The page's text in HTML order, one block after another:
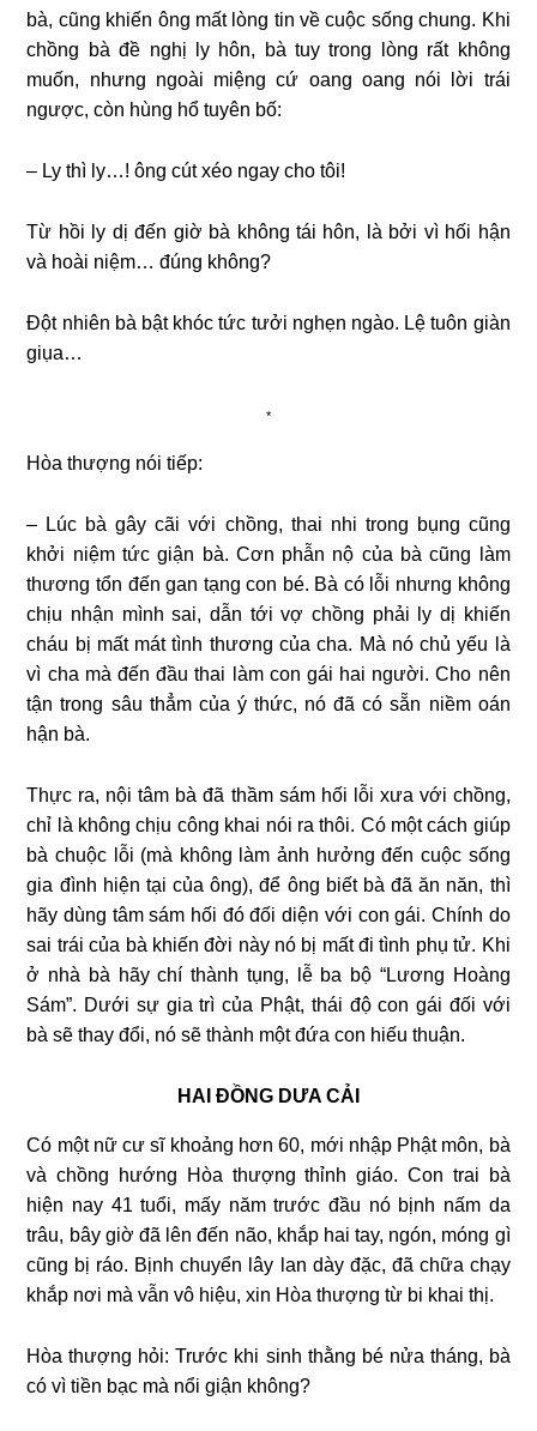
bà, cũng khiến ông mất lòng tin về cuộc sống chung. Khi
chồng bà đề nghị ly hôn, bà tuy trong lòng rất không
muốn, nhưng ngoài miệng cứ oang oang nói lời trái
ngược, còn hùng hổ tuyên bố:
– Ly thì ly…! ông cút xéo ngay cho tôi!
Từ hồi ly dị đến giờ bà không tái hôn, là bởi vì hối hận
và hoài niệm… đúng không?
Đột nhiên bà bật khóc tức tưởi nghẹn ngào. Lệ tuôn giàn
giụa…
*
Hòa thượng nói tiếp:
– Lúc bà gây cãi với chồng, thai nhi trong bụng cũng
khởi niệm tức giận bà. Cơn phẫn nộ của bà cũng làm
thương tổn đến gan tạng con bé. Bà có lỗi nhưng không
chịu nhận mình sai, dẫn tới vợ chồng phải ly dị khiến
cháu bị mất mát tình thương của cha. Mà nó chủ yếu là
vì cha mà đến đầu thai làm con gái hai người. Cho nên
tận trong sâu thẳm của ý thức, nó đã có sẵn niềm oán
hận bà.
Thực ra, nội tâm bà đã thầm sám hối lỗi xưa với chồng,
chỉ là không chịu công khai nói ra thôi. Có một cách giúp
bà chuộc lỗi (mà không làm ảnh hưởng đến cuộc sống
gia đình hiện tại của ông), để ông biết bà đã ăn năn, thì
hãy dùng tâm sám hối đó đối diện với con gái. Chính do
sai trái của bà khiến đời này nó bị mất đi tình phụ tử. Khi
ở nhà bà hãy chí thành tụng, lễ ba bộ “Lương Hoàng
Sám”. Dưới sự gia trì của Phật, thái độ con gái đối với
bà sẽ thay đổi, nó sẽ thành một đứa con hiếu thuận.
HAI ĐỒNG DƯA CẢI
Có một nữ cư sĩ khoảng hơn 60, mới nhập Phật môn, bà
và chồng hướng Hòa thượng thỉnh giáo. Con trai bà
hiện nay 41 tuổi, mấy năm trước đầu nó bịnh nấm da
trâu, bây giờ đã lên đến não, khắp hai tay, ngón, móng gì
cũng bị ráo. Bịnh chuyển lây lan dày đặc, đã chữa chạy
khắp nơi mà vẫn vô hiệu, xin Hòa thượng từ bi khai thị.
Hòa thượng hỏi: Trước khi sinh thằng bé nửa tháng, bà
có vì tiền bạc mà nổi giận không?